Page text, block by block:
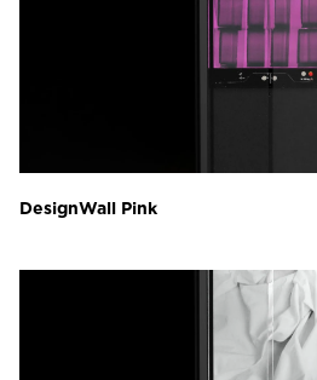
DesignWall Pink